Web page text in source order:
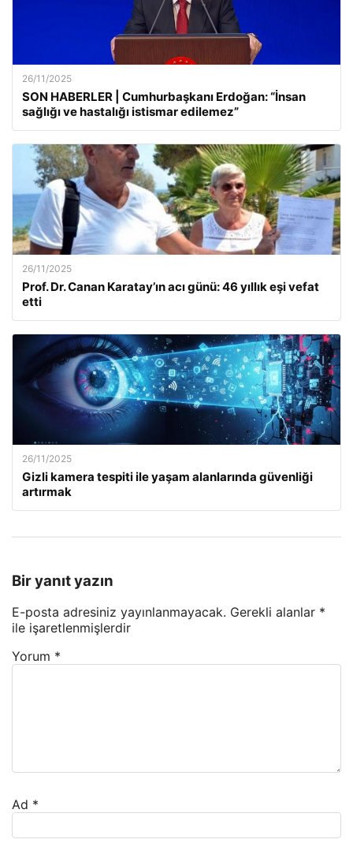
26/11/2025
SON HABERLER | Cumhurbaşkanı Erdoğan: “İnsan
sağlığı ve hastalığı istismar edilemez”
26/11/2025
Prof. Dr. Canan Karatay’ın acı günü: 46 yıllık eşi vefat
etti
26/11/2025
Gizli kamera tespiti ile yaşam alanlarında güvenliği
artırmak
Bir yanıt yazın
E-posta adresiniz yayınlanmayacak. Gerekli alanlar *
ile işaretlenmişlerdir
Yorum *
Ad *